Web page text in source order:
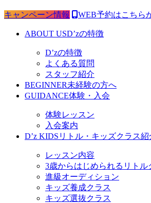
キャンペーン情報 WEB予約はこちら
ABOUT USD’zの特徴
D’zの特徴
よくある質問
スタッフ紹介
BEGINNER未経験の方へ
GUIDANCE体験・入会
体験レッスン
入会案内
D’z KIDS リトル・キッズクラス紹
レッスン内容
3歳からはじめられるリトル
進級オーディション
キッズ養成クラス
キッズ選抜クラス